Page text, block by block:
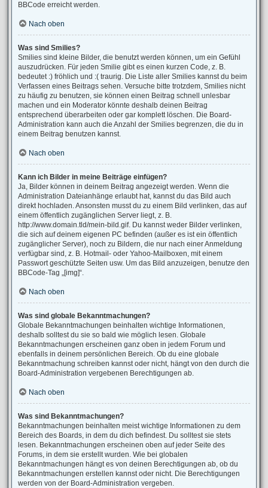
BBCode erreicht werden.
Nach oben
Was sind Smilies?
Smilies sind kleine Bilder, die benutzt werden können, um ein Gefühl
auszudrücken. Für jeden Smilie gibt es einen kurzen Code, z. B.
bedeutet :) fröhlich und :( traurig. Die Liste aller Smilies kannst du beim
Verfassen eines Beitrags sehen. Versuche bitte trotzdem, Smilies nicht
zu häufig zu benutzen, sie können einen Beitrag schnell unlesbar
machen und ein Moderator könnte deshalb deinen Beitrag
entsprechend überarbeiten oder gar komplett löschen. Die Board-
Administration kann auch die Anzahl der Smilies begrenzen, die du in
einem Beitrag benutzen kannst.
Nach oben
Kann ich Bilder in meine Beiträge einfügen?
Ja, Bilder können in deinem Beitrag angezeigt werden. Wenn die
Administration Dateianhänge erlaubt hat, kannst du das Bild auch
direkt hochladen. Ansonsten musst du zu einem Bild verlinken, das auf
einem öffentlich zugänglichen Server liegt, z. B.
http://www.domain.tld/mein-bild.gif. Du kannst weder Bilder verlinken,
die sich auf deinem eigenen PC befinden (außer es ist ein öffentlich
zugänglicher Server), noch zu Bildern, die nur nach einer Anmeldung
verfügbar sind, z. B. Hotmail- oder Yahoo-Mailboxen, mit einem
Passwort geschützte Seiten usw. Um das Bild anzuzeigen, benutze den
BBCode-Tag „[img]“.
Nach oben
Was sind globale Bekanntmachungen?
Globale Bekanntmachungen beinhalten wichtige Informationen,
deshalb solltest du sie so bald wie möglich lesen. Globale
Bekanntmachungen erscheinen ganz oben in jedem Forum und
ebenfalls in deinem persönlichen Bereich. Ob du eine globale
Bekanntmachung schreiben kannst oder nicht, hängt von den durch die
Board-Administration vergebenen Berechtigungen ab.
Nach oben
Was sind Bekanntmachungen?
Bekanntmachungen beinhalten meist wichtige Informationen zu dem
Bereich des Boards, in dem du dich befindest. Du solltest sie stets
lesen. Bekanntmachungen erscheinen oben auf jeder Seite des
Forums, in dem sie erstellt wurden. Wie bei globalen
Bekanntmachungen hängt es von deinen Berechtigungen ab, ob du
Bekanntmachungen erstellen kannst oder nicht. Die Berechtigungen
werden von der Board-Administration vergeben.